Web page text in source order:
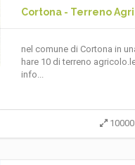
Cortona - Terreno
nel comune di Cortona in
hare 10 di terreno
info...